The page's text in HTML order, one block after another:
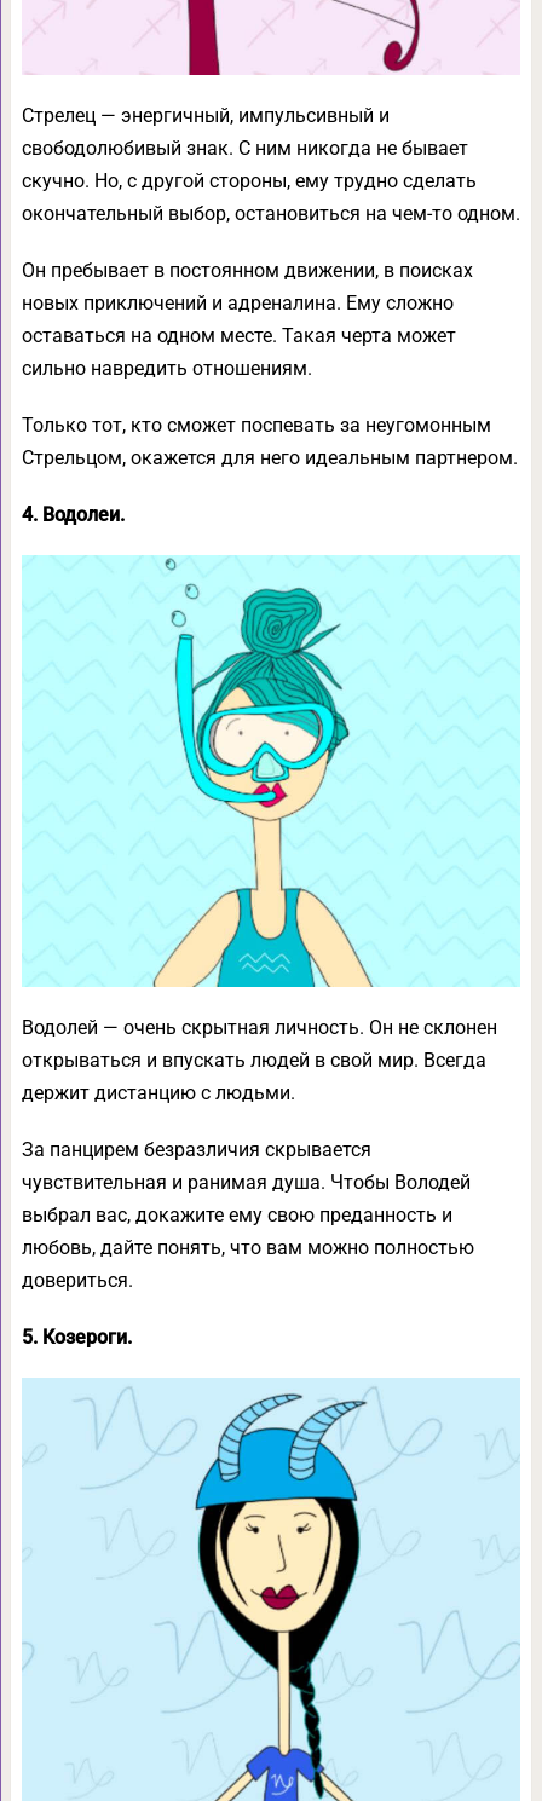
Стрелец — энергичный, импульсивный и
свободолюбивый знак. С ним никогда не бывает
скучно. Но, с другой стороны, ему трудно сделать
окончательный выбор, остановиться на чем-то одном.
Он пребывает в постоянном движении, в поисках
новых приключений и адреналина. Ему сложно
оставаться на одном месте. Такая черта может
сильно навредить отношениям.
Только тот, кто сможет поспевать за неугомонным
Стрельцом, окажется для него идеальным партнером.
4. Водолеи.
Водолей — очень скрытная личность. Он не склонен
открываться и впускать людей в свой мир. Всегда
держит дистанцию ​​с людьми.
За панцирем безразличия скрывается
чувствительная и ранимая душа. Чтобы Володей
выбрал вас, докажите ему свою преданность и
любовь, дайте понять, что вам можно полностью
довериться.
5. Козероги.